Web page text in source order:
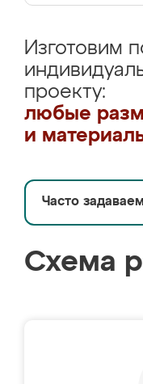
Изготовим
проекту:
любые
и
Часто
Схема